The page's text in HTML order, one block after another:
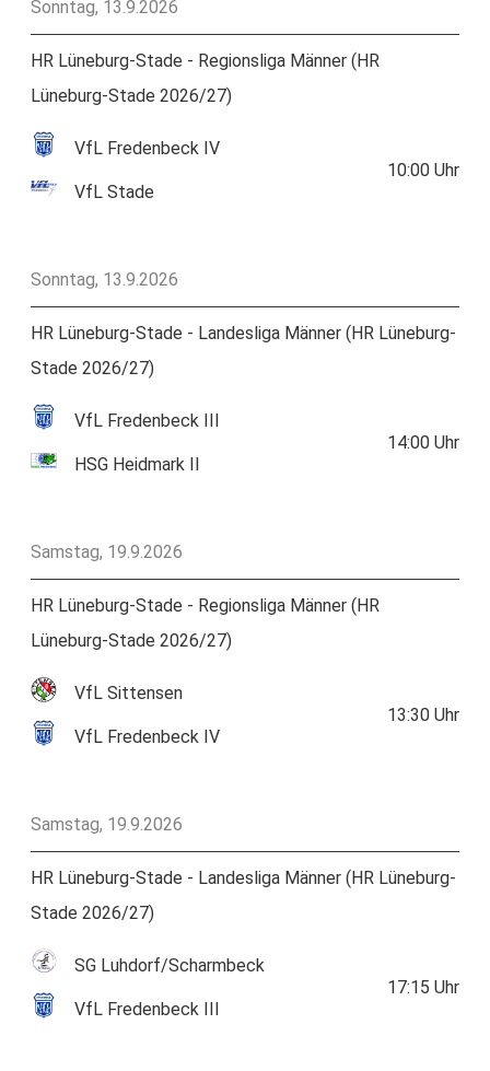
Sonntag, 13.9.2026
HR Lüneburg-Stade - Regionsliga Männer (HR
Lüneburg-Stade 2026/27)
VfL Fredenbeck IV
VfL Stade
10:00 Uhr
Sonntag, 13.9.2026
HR Lüneburg-Stade - Landesliga Männer (HR Lüneburg-
Stade 2026/27)
VfL Fredenbeck III
HSG Heidmark II
14:00 Uhr
Samstag, 19.9.2026
HR Lüneburg-Stade - Regionsliga Männer (HR
Lüneburg-Stade 2026/27)
VfL Sittensen
VfL Fredenbeck IV
13:30 Uhr
Samstag, 19.9.2026
HR Lüneburg-Stade - Landesliga Männer (HR Lüneburg-
Stade 2026/27)
SG Luhdorf/Scharmbeck
VfL Fredenbeck III
17:15 Uhr